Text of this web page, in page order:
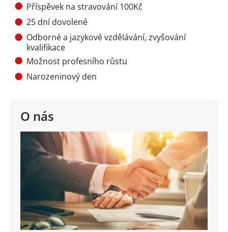
O nás
Příspěvek na stravování 100Kč
25 dní dovolené
Odborné a jazykové vzdělávání, zvyšování
kvalifikace
Možnost profesního růstu
Narozeninový den